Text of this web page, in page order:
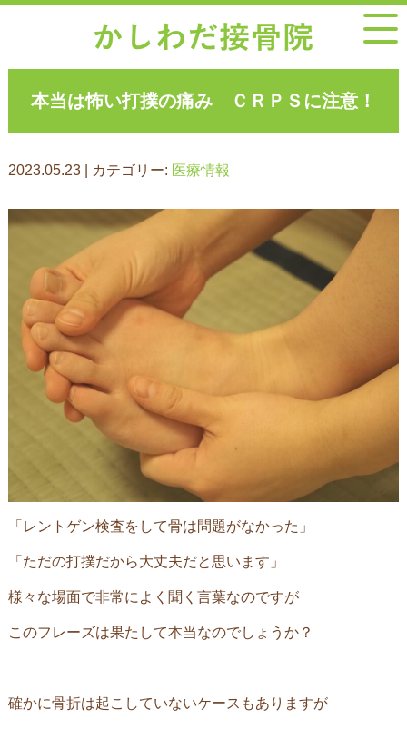
本当は怖い打撲の痛み ＣＲＰＳに注意！
2023.05.23 | カテゴリー: 医療情報
「レントゲン検査をして骨は問題がなかった」
「ただの打撲だから大丈夫だと思います」
様々な場面で非常によく聞く言葉なのですが
このフレーズは果たして本当なのでしょうか？
確かに骨折は起こしていないケースもありますが